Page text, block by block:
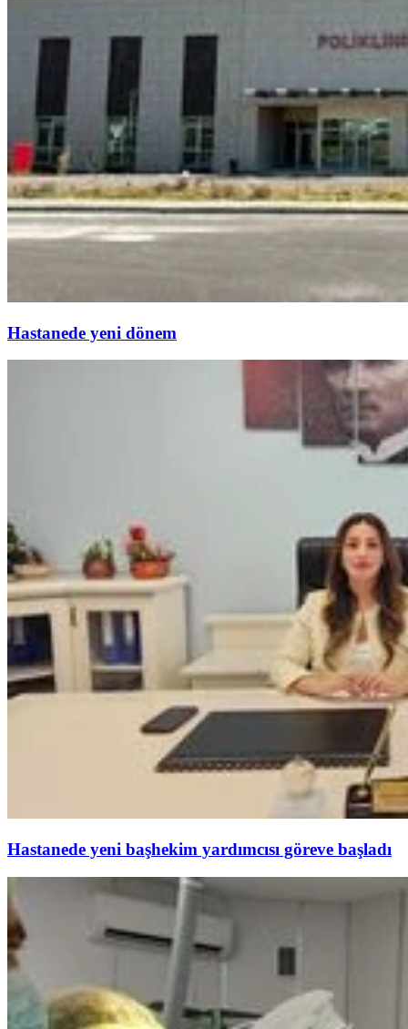
Hastanede yeni dönem
Hastanede yeni başhekim yardımcısı göreve başladı